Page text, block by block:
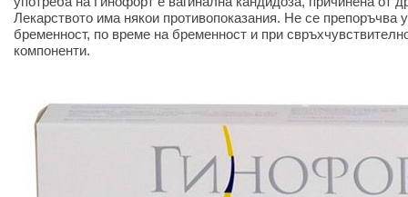
Лекарството има някои противопоказания. Не се препоръчва
бременност, по време на бременност и при
компоненти.